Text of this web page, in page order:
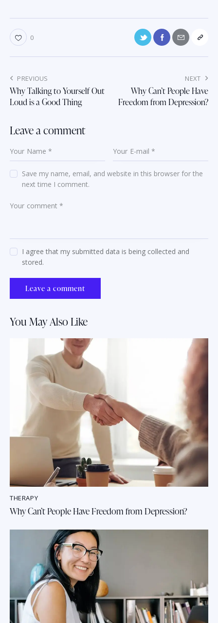
0
PREVIOUS
Why Talking to Yourself Out
Loud is a Good Thing
NEXT
Why Can’t People Have
Freedom from Depression?
Leave a comment
Save my name, email, and website in this browser for the
next time I comment.
I agree that my submitted data is being collected and
stored.
You May Also Like
THERAPY
Why Can’t People Have Freedom from Depression?